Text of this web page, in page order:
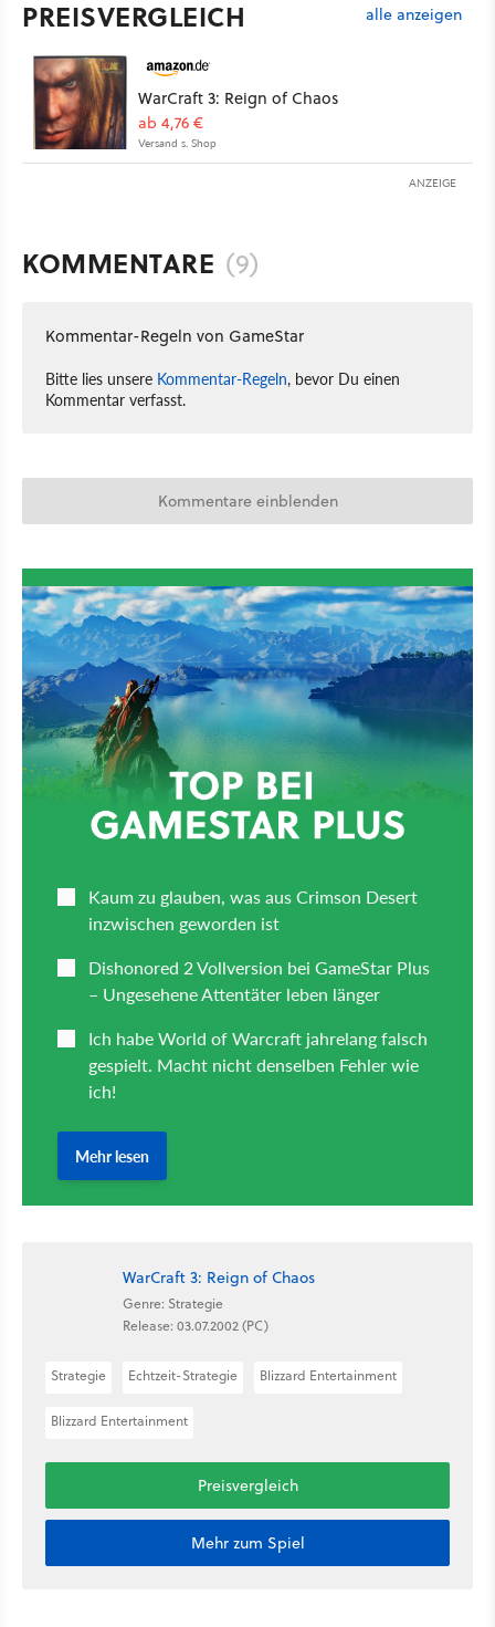
PREISVERGLEICH alle anzeigen
WarCraft 3: Reign of Chaos
ab 4,76 €
Versand s. Shop
ANZEIGE
KOMMENTARE (9)
Kommentar-Regeln von GameStar
Bitte lies unsere Kommentar-Regeln, bevor Du einen
Kommentar verfasst.
Kommentare einblenden
WarCraft 3: Reign of Chaos
Genre: Strategie
Release: 03.07.2002 (PC)
Strategie Echtzeit-Strategie Blizzard Entertainment
Blizzard Entertainment
Preisvergleich
Mehr zum Spiel